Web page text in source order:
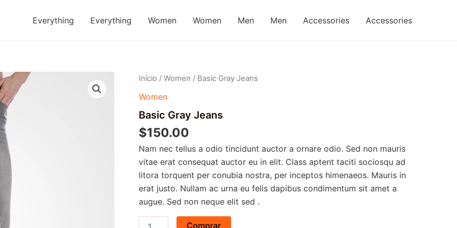
Everything Everything Women Women Men Men Accessories Accessories
Início / Women / Basic Gray Jeans
Women
Basic Gray Jeans
$150.00
Nam nec tellus a odio tincidunt auctor a ornare odio. Sed non mauris
vitae erat consequat auctor eu in elit. Class aptent taciti sociosqu ad
litora torquent per conubia nostra, per inceptos himenaeos. Mauris in
erat justo. Nullam ac urna eu felis dapibus condimentum sit amet a
augue. Sed non neque elit sed .
Basic
Jeans
Comprar